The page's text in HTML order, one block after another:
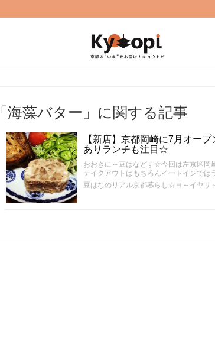
「海藻バター」に関する記事
【新店】京都岡崎に7月オー
ありランチも注目☆
おおきに～豆はなどす☆今回は左京区岡
テイクアウトはもちろんイートインでは
豆はなのリアル京都暮らし☆ヨ～イヤサ